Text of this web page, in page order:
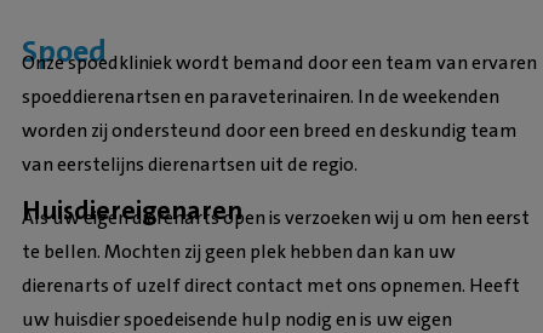
Spoed
Onze spoedkliniek wordt bemand door een team van ervaren
spoeddierenartsen en paraveterinairen. In de weekenden
worden zij ondersteund door een breed en deskundig team
van eerstelijns dierenartsen uit de regio.
Huisdiereigenaren
Als uw eigen dierenarts open is verzoeken wij u om hen eerst
te bellen. Mochten zij geen plek hebben dan kan uw
dierenarts of uzelf direct contact met ons opnemen. Heeft
uw huisdier spoedeisende hulp nodig en is uw eigen